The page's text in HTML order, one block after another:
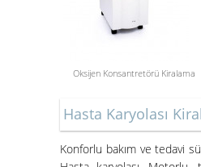
Oksijen Konsantretörü Kiralama
Öneme Sahip Bir Araç
Yatakları
Hasta Karyolası
Konforlu bakım ve tedavi